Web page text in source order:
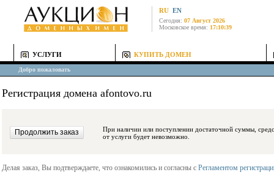
RU EN
Сегодня: 07 Август 2026
Московское время: 17:10:39
УСЛУГИ КУПИТЬ ДОМЕН
Добро пожаловать
Регистрация домена afontovo.ru
При наличии или поступлении достаточной суммы, средства будут
от услуги будет невозможно.
Делая заказ, Вы подтверждаете, что ознакомились и согласны с Регламентом